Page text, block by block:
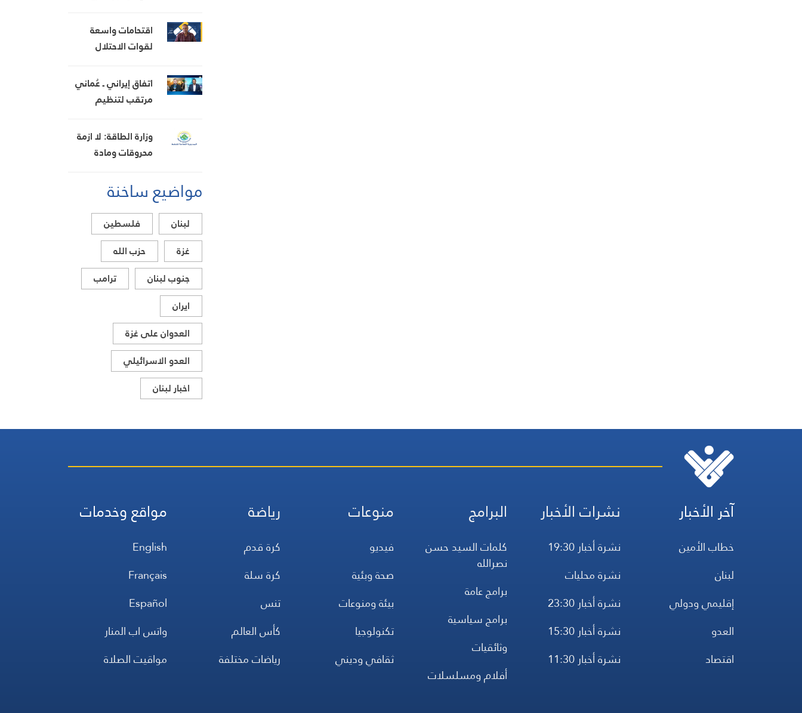
في غزة
اقتحامات واسعة
لقوات الاحتلال
الضفة المحتلة
اتفاق إيراني ـ عُماني
مرتقب لتنظيم
هرمز
وزارة الطاقة: لا ازمة
محروقات ومادة
مواضيع ساخنة
لبنان
فلسطين
غزة
حزب الله
جنوب لبنان
ترامب
ايران
العدوان على غزة
العدو الاسرائيلي
اخبار لبنان
آخر الأخبار
خطاب الأمين
لبنان
إقليمي ودولي
العدو
اقتصاد
نشرات الأخبار
نشرة أخبار 19:30
نشرة محليات
نشرة أخبار 23:30
نشرة أخبار 15:30
نشرة أخبار 11:30
البرامج
كلمات السيد حسن
نصرالله
برامج عامة
برامج سياسية
وثائقيات
أفلام ومسلسلات
منوعات
فيديو
صحة وبئية
بيئة ومنوعات
تكنولوجيا
ثقافي وديني
رياضة
كرة قدم
كرة سلة
تنس
كأس العالم
رياضات مختلفة
مواقع وخدمات
English
Français
Español
واتس اب المنار
مواقيت الصلاة